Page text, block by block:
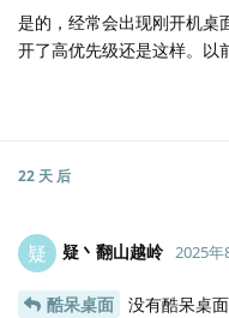
是的，经常会出现刚开机桌
开了高优先级还是这样。以
22 天 后
疑 疑丶翻山越岭 2025年
酷呆桌面
没有酷呆桌